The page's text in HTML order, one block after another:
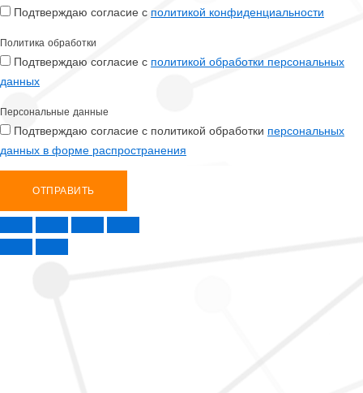
Подтверждаю согласие с политикой конфиденциальности
Политика обработки
Подтверждаю согласие с политикой обработки персональных
данных
Персональные данные
Подтверждаю согласие с политикой обработки персональных
данных в форме распространения
ОТПРАВИТЬ